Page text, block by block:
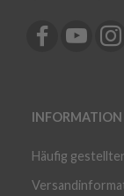
INFORMATION
Häufig